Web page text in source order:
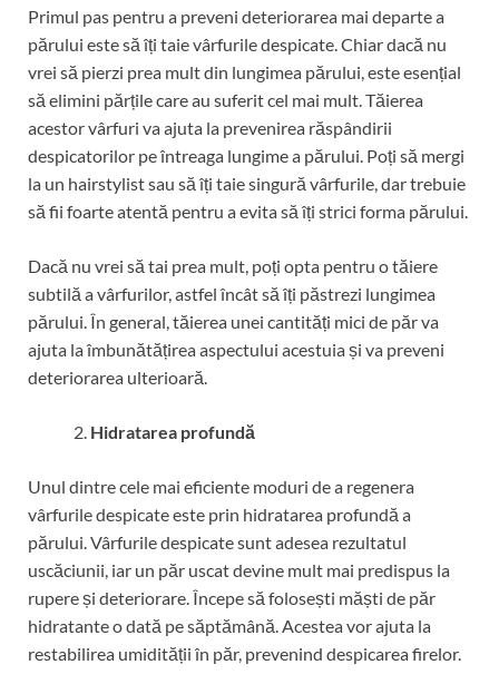
Primul pas pentru a preveni deteriorarea mai departe a
părului este să îți taie vârfurile despicate. Chiar dacă nu
vrei să pierzi prea mult din lungimea părului, este esențial
să elimini părțile care au suferit cel mai mult. Tăierea
acestor vârfuri va ajuta la prevenirea răspândirii
despicatorilor pe întreaga lungime a părului. Poți să mergi
la un hairstylist sau să îți taie singură vârfurile, dar trebuie
să fii foarte atentă pentru a evita să îți strici forma părului.
Dacă nu vrei să tai prea mult, poți opta pentru o tăiere
subtilă a vârfurilor, astfel încât să îți păstrezi lungimea
părului. În general, tăierea unei cantități mici de păr va
ajuta la îmbunătățirea aspectului acestuia și va preveni
deteriorarea ulterioară.
Hidratarea profundă
Unul dintre cele mai eficiente moduri de a regenera
vârfurile despicate este prin hidratarea profundă a
părului. Vârfurile despicate sunt adesea rezultatul
uscăciunii, iar un păr uscat devine mult mai predispus la
rupere și deteriorare. Începe să folosești măști de păr
hidratante o dată pe săptămână. Acestea vor ajuta la
restabilirea umidității în păr, prevenind despicarea firelor.